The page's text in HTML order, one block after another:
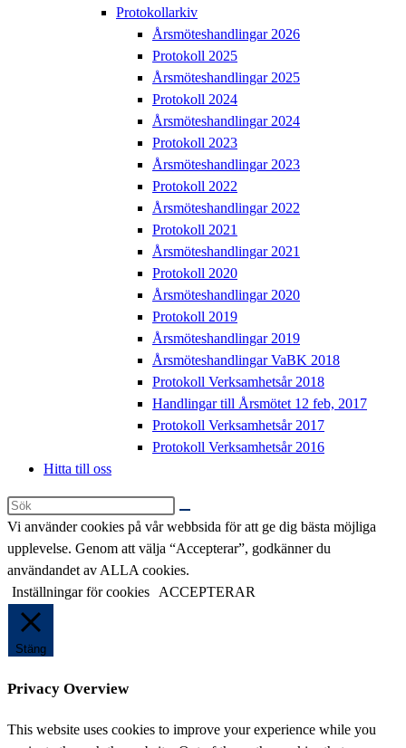
Protokollarkiv
Årsmöteshandlingar 2026
Protokoll 2025
Årsmöteshandlingar 2025
Protokoll 2024
Årsmöteshandlingar 2024
Protokoll 2023
Årsmöteshandlingar 2023
Protokoll 2022
Årsmöteshandlingar 2022
Protokoll 2021
Årsmöteshandlingar 2021
Protokoll 2020
Årsmöteshandlingar 2020
Protokoll 2019
Årsmöteshandlingar 2019
Årsmöteshandlingar VaBK 2018
Protokoll Verksamhetsår 2018
Handlingar till Årsmötet 12 feb, 2017
Protokoll Verksamhetsår 2017
Protokoll Verksamhetsår 2016
Hitta till oss
Sök
på
denna
webbplats
Vi använder cookies på vår webbsida för att ge dig bästa möjliga
upplevelse. Genom att välja “Accepterar”, godkänner du
användandet av ALLA cookies.
Inställningar för cookies
ACCEPTERAR
Stäng
Privacy Overview
This website uses cookies to improve your experience while you